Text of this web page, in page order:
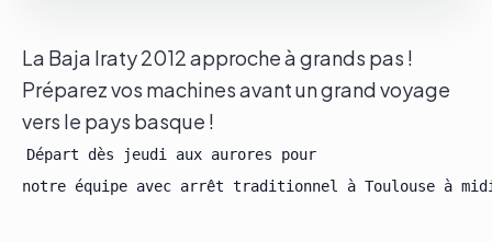
La Baja Iraty 2012 approche à grands pas !
Préparez vos machines avant un grand voyage
vers le pays basque !
Départ dès jeudi aux aurores pour
notre équipe avec arrêt traditionnel à Toulouse à